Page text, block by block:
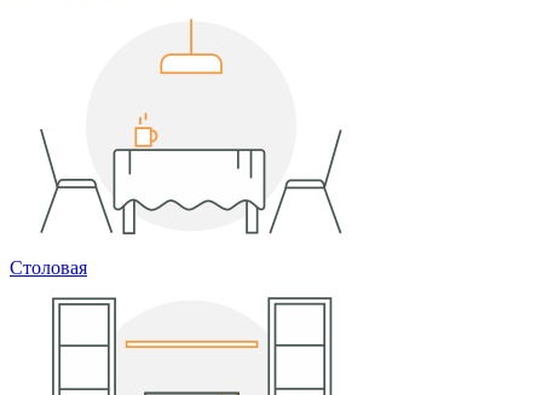
Столовая